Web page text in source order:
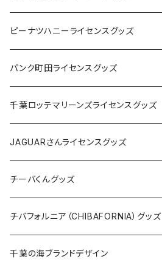
キャップ
ステッカー
缶バッジ
ホテルキーホルダー
ステッカー
缶バッジ
アクリルキーホルダー
ホテルキーホルダー
クリアファイル
Tシャツ
キャップ
ピーナツハニーライセンスグッズ
Tシャツ
キャップ
バッグ
ステッカー
缶バッジ
キーホルダー
パンク町田ライセンスグッズ
Tシャツ
キャップ
バッグ
ステッカー
缶バッジ
千葉ロッテマリーンズライセンスグッズ
ステッカー
ステッカー
ステッカー大
缶バッジ
缶バッジ32mm
缶バッジ54mm
エコバッグ
JAGUARさんコラボグッズ
JAGUARさんライセンスグッズ
Tシャツ
ステッカー
缶バッジ
チーバくんグッズ
Tシャツ
キャップ
チバフォルニア（CHIBAFORNIA）グッズ
Tシャツ
千葉の海ブランドデザイン